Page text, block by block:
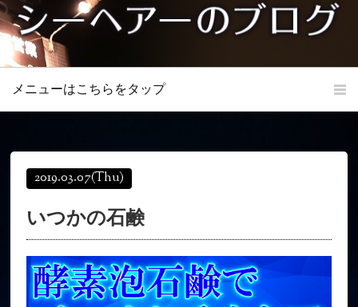
メニューはこちらをタップ
オンラインショップ
育毛コース
お客様の声 シーヘアーのブログ
2019.03.07(Thu)
いつかの石鹸